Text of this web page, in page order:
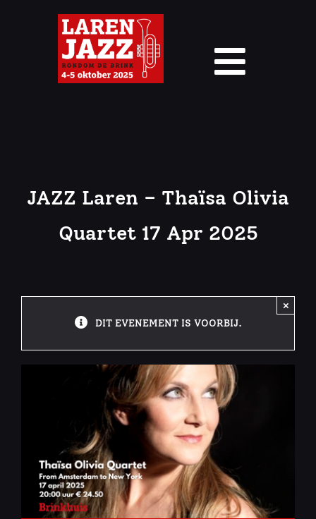
Laren Jazz – Line-Up 2026
Jazz Kalender Laren
JAZZ Laren – Thaïsa Olivia
Quartet 17 Apr 2025
DIT EVENEMENT IS VOORBIJ.
×